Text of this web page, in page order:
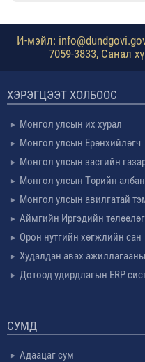
И-мэйл:
7059-3833, Санал
ХЭРЭГЦЭЭТ ХОЛБООС
Монгол улсын их хурал
Монгол улсын Ерөнхийлөгч
Монгол улсын засгийн
Монгол улсын Төрийн
Монгол улсын авилгатай
Аймгийн Иргэдийн
Орон нутгийн хөгжлийн сан
Худалдан авах
Дотоод удирдлагын ERP
СУМД
Адаацаг сум